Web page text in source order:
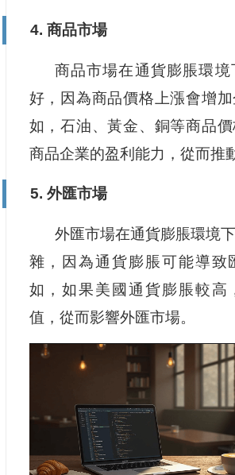
4. 商品市場
商品市場在通貨膨脹環境
好，因為商品價格上漲會增
如，石油、黃金、銅等商品
商品企業的盈利能力，從而推
5. 外匯市場
外匯市場在通貨膨脹環境
雜，因為通貨膨脹可能導致
如，如果美國通貨膨脹較高
值，從而影響外匯市場。